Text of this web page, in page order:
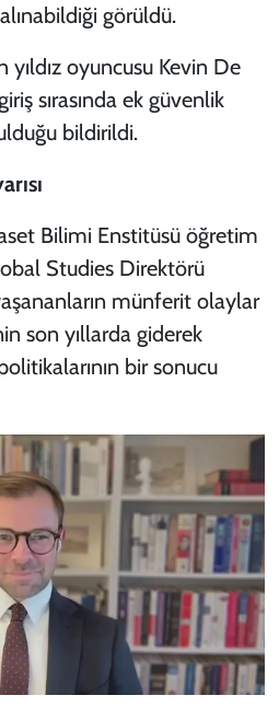
görüldü.
yıldız oyuncusu Kevin De
sırasında ek güvenlik
bildirildi.
Bilimi Enstitüsü öğretim
Studies Direktörü
münferit olaylar
son yıllarda giderek
bir sonucu